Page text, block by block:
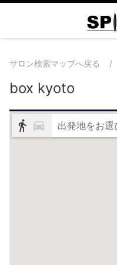
サロン検索マップへ戻る
box kyoto
出発地をお選